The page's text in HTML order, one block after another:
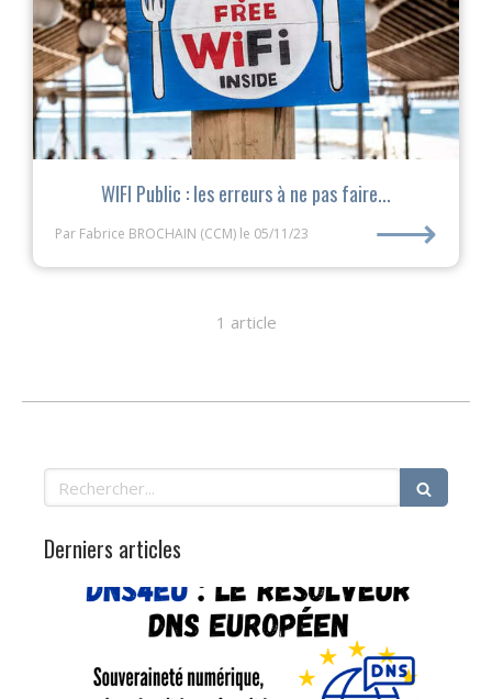
WIFI Public : les erreurs à ne pas faire...
Par Fabrice BROCHAIN (CCM) le 05/11/23 ⟶
1 article
Rechercher
Derniers articles